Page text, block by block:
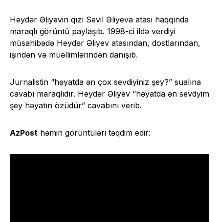
Heydər Əliyevin qızı Sevil Əliyeva atası haqqında
maraqlı görüntü paylaşıb. 1998-ci ildə verdiyi
müsahibədə Heydər Əliyev atasından, dostlarından,
işindən və müəllimlərindən danışıb.
Jurnalistin “həyatda ən çox sevdiyiniz şey?” sualına
cavabı maraqlıdır. Heydər Əliyev “həyatda ən sevdyim
şey həyatın özüdür” cavabını verib.
AzPost həmin görüntüləri təqdim edir: